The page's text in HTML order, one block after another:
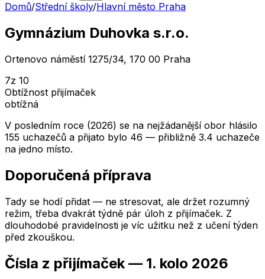
Domů/Střední školy/Hlavní město Praha
Gymnázium Duhovka s.r.o.
Ortenovo náměstí 1275/34, 170 00 Praha
7z 10
Obtížnost přijímaček
obtížná
V posledním roce (2026) se na nejžádanější obor hlásilo
155 uchazečů a přijato bylo 46 — přibližně 3.4 uchazeče
na jedno místo.
Doporučená příprava
Tady se hodí přidat — ne stresovat, ale držet rozumný
režim, třeba dvakrát týdně pár úloh z přijímaček. Z
dlouhodobé pravidelnosti je víc užitku než z učení týden
před zkouškou.
Čísla z přijímaček — 1. kolo 2026